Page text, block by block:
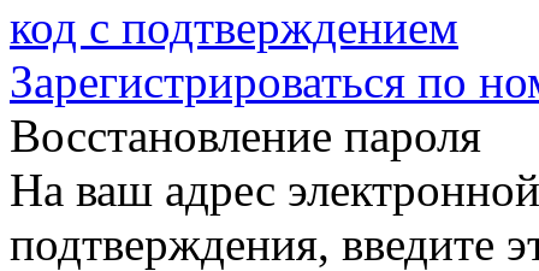
код с подтверждением
Зарегистрироваться по
Восстановление пароля
На ваш адрес
подтверждения, введите